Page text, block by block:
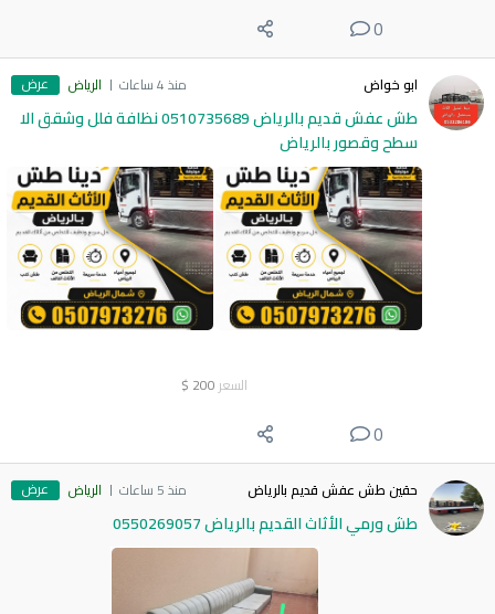
0
ابو خواض منذ 4 ساعات الرياض عرض
طش عفش قديم بالرياض 0510735689 نظافة فلل وشقق الا
سطح وقصور بالرياض
السعر 200
$
0
حقين طش عفش قديم بالرياض منذ 5 ساعات الرياض عرض
طش ورمي الأثاث القديم بالرياض 0550269057